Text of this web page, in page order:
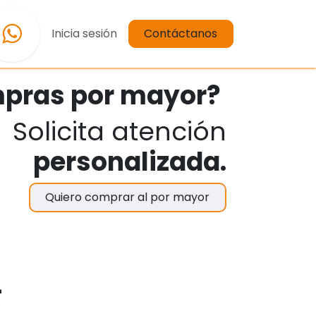
y Reembolsos Omega Importaciones
Inicia sesión Contáctanos
por mayor?
Solicita atención
personalizada.
Quiero comprar al por mayor